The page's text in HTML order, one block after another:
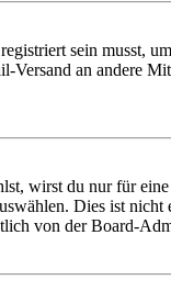
sein musst,
an andere
wirst du nur für
Dies ist
von der Board-